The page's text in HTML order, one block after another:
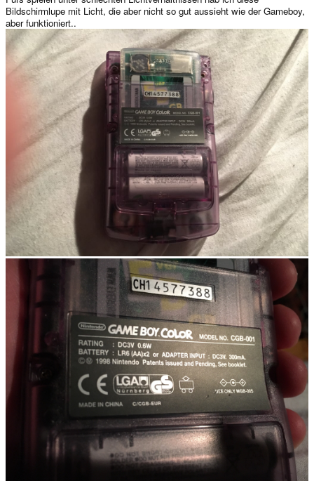
Bildschirmlupe mit Licht, die aber nicht so gut aussieht wie der Gameboy,
aber funktioniert..